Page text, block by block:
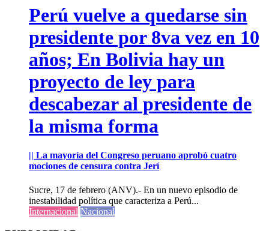
Perú vuelve a quedarse sin
presidente por 8va vez en 10
años; En Bolivia hay un
proyecto de ley para
descabezar al presidente de
la misma forma
|| La mayoría del Congreso peruano aprobó cuatro
mociones de censura contra Jerí
Sucre, 17 de febrero (ANV).- En un nuevo episodio de
inestabilidad política que caracteriza a Perú...
Internacional Nacional